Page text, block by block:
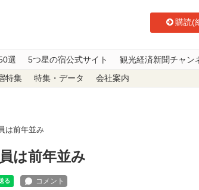
購読(
選 5つ星の宿公式サイト 観光経済新聞チャン
特集 特集・データ 会社案内
は前年並み
は前年並み